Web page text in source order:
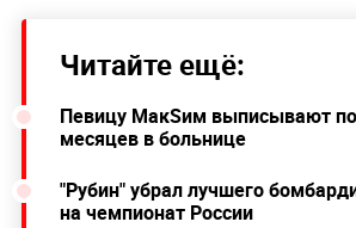
Читайте ещё:
Певицу МакSим выписывают
месяцев в больнице
"Рубин" убрал лучшего
на чемпионат России